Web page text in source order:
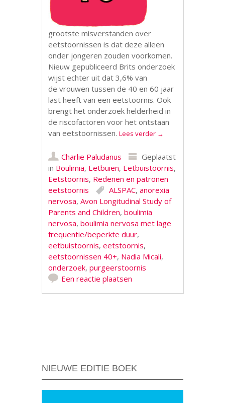
grootste misverstanden over
eetstoornissen is dat deze alleen
onder jongeren zouden voorkomen.
Nieuw gepubliceerd Brits onderzoek
wijst echter uit dat 3,6% van
de vrouwen tussen de 40 en 60 jaar
last heeft van een eetstoornis. Ook
brengt het onderzoek helderheid in
de riscofactoren voor het ontstaan
van eetstoornissen.Lees verder →
Charlie Paludanus
Geplaatst
in Boulimia, Eetbuien, Eetbuistoornis,
Eetstoornis, Redenen en patronen
eetstoornis
ALSPAC,anorexia
nervosa,Avon Longitudinal Study of
Parents and Children,boulimia
nervosa,boulimia nervosa met lage
frequentie/beperkte duur,
eetbuistoornis,eetstoornis,
eetstoornissen 40+, Nadia Micali,
onderzoek,purgeerstoornis
Een reactie plaatsen
NIEUWE EDITIE BOEK